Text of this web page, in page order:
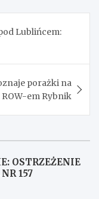
Lublińcem:
porażki na
em Rybnik
OSTRZEŻENIE
157